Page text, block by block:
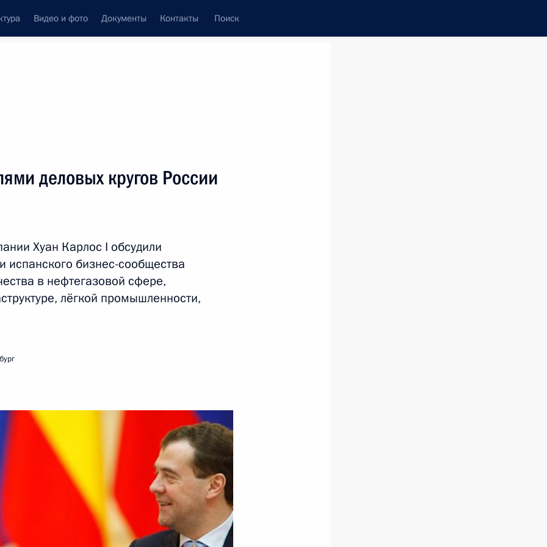
Видео и фото Документы Контакты Поиск
Испании Педро
Филиппом VI
VI
деловых кругов России
Хуан Карлос I обсудили
испанского бизнес-сообщества
в нефтегазовой сфере,
лёгкой промышленности,